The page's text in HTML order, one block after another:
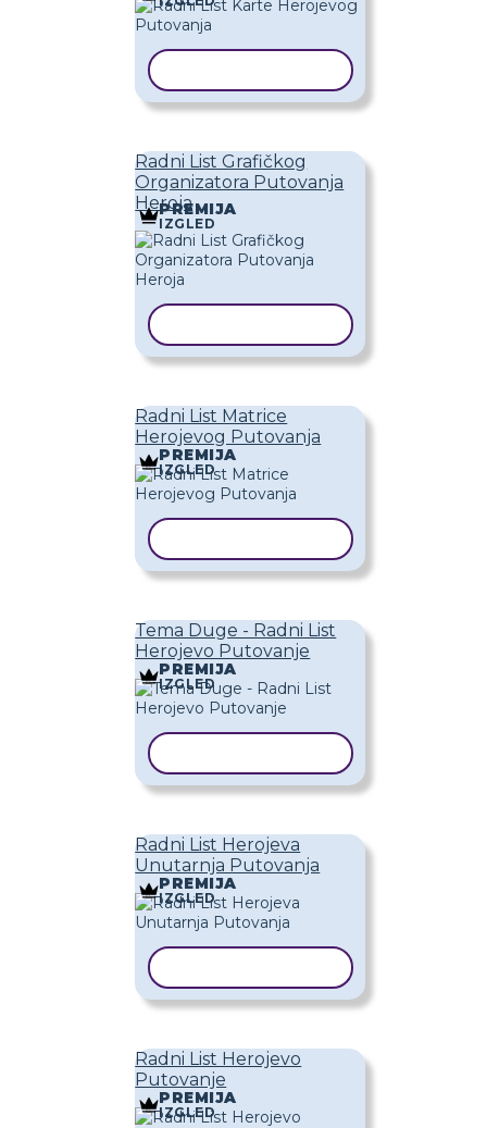
Radni List Grafičkog
Organizatora Putovanja
Heroja
PREMIJA
IZGLED
Radni List Matrice
Herojevog Putovanja
PREMIJA
IZGLED
Tema Duge - Radni List
Herojevo Putovanje
PREMIJA
IZGLED
Radni List Herojeva
Unutarnja Putovanja
PREMIJA
IZGLED
Radni List Herojevo
Putovanje
PREMIJA
IZGLED